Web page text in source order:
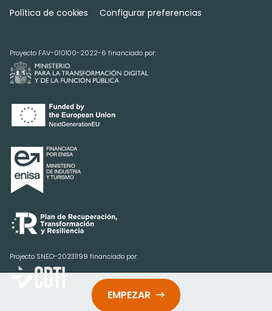
EMPEZAR
Política de cookies
Configurar preferencias
Proyecto FAV-010100-2022-6 financiado por:
Projecto SNEO-20231199 financiado por: